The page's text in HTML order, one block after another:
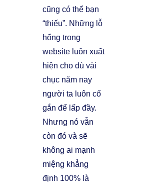
cũng có thể bạn
“thiếu”. Những lỗ
hổng trong
website luôn xuất
hiện cho dù vài
chục năm nay
người ta luôn cố
gắn để lấp đầy.
Nhưng nó vẫn
còn đó và sẽ
không ai mạnh
miệng khẳng
định 100% là